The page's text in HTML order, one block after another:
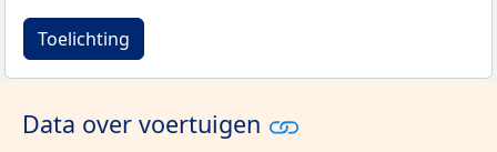
Toelichting
Data over voertuigen